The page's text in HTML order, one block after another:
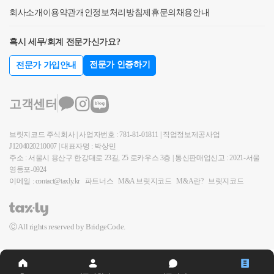
유한 경우중과 배제 혜택이 있는지 살펴볼까요?155조
동상속 최대지분권자의 경우에해당하는 &lt;상속 주택
&gt; 은상속받은 날부터 5년이 경과되지 않았다면주택
수에서 배제 됩니다.1세대 1주택 비과세가 된다는 것
에 대한 비과세 특례가 불가능한 경우,상속주택 + 일반
주택 -&gt; 일반주택 매도시일반주택이 조정지역에 위
치한다면비과세 or 중과세가 될텐데요.상속 후 5년 이
내 양도한다면, 주택 수에서 제외시켜중과세가 아닌
일반과세로 적용할 수 있다는 내용입니다.또한 공동상
속주택의 경우에도상속지분이 가장 큰 상속인의 소유
수 포함소수지분권자 - 주택 수 미포함즉 소수지분권
자의 경우에도비과세가 불가능하다면,중과세가 아닌
서는이 중과세 배제 또한 엄밀히 따져볼만한 규정입니
제외될 수 있는지요건을 따져봐야 합니다.과세관청에
택을 보유하고 신규 주택을 취득하신다면꼭 상담을 받
으신 뒤 진행하시길 추천 드립니다.궁금한 내용 있으
시다면언제든 아래 링크로 편안하게 '세금 문의' 진행
다.긴 글 읽어주셔서 감사합니다.서가세무회계 최혜경
세무사 드림.
보유,거주기간을 기산하여 적용합니다.간단한 예를 들
모두 3년이상*상속인의 거주, 보유기간 : 보유기간 4
한 기간을 토대로 보면장기보유특별공제율 표2를 적
용할 수 있습니다.둘째로, 상속인은보유만 4년하였고,
은 16%가 적용됩니다.[(보유 4년 x 4%) + (거주 0년 x
4%) = 16%]&lt;사례2&gt;*피상속인의 거주, 보유기간 :
보유기간 3년, 거주하지 않았음*상속인의 거주, 보유
기간 : 보유기간 4년, 거주하지 않았음첫째로, 피상속
인은 보유 3년을 하였으나거주하지 않았으므로 장기
보유특별공제율 표1을 적용할 수 있습니다.둘째로, 상
속인은보유만 4년하였고, 거주를 하지 않았습니다.따
라서,장기보유특별공제율은 8%가 적용됩니다.[(보유
4년 x 2%) + (거주 0년 x 2%)=8%](4) 주의일반주택을 보
양도하거나 또는 상속일로부터 5년 이내에 양도하셔
중에 팔아서 1세대 1주택 양도세 비과세를 적용받는
것이 좋습니다. 기재하신 내용으로 보아 C주택을 1세
대 1주택 양도세 비과세를 적용받는 것이 절세에 도움
될 경우에는 A주택을 가장 나중에 팔아서 1세대 1주택
양도세 비과세를 받는 것이 가장 좋습니다. B ,C 주택
을 먼저 파셔서(B, C 간의 순서는 관계없음) 비교적 양
도소득세를 적게 내시고, 가장 비싼 A주택을 나중에
팔아서 1세대 1주택 양도세 비과세(12억 초과분만 과
세)를 받는 것이 가장 절세에 도움이 되는 것입니다. 혹
부터 3년 이내에 양도함으로서 일시적 2주택 양도세
비과세를 적용받을 수 있습니다. 도움이 되셨길 바랍
0 또는 cta_moonyh@naver.com으로 연락을 주셔도 됩니
회사소개 이용약관개인정보처리방침제휴문의 채용안내
혹시 세무/회계 전문가신가요?
전문가 가입안내 전문가 인증하기
고객센터
브릿지코드 주식회사 | 사업자번호 : 781-81-01811 | 직업정보제공사업
J1204020210007 | 대표자명 : 박상민
주소 : 서울시 용산구 한강대로 23길, 25 로카우스 3층 | 통신판매업신고 : 2021-서울
영등포-0924
이메일 : contact@taxly.kr
파트너스 M&A 브릿지코드 M&A란? 브릿지코드
Ⓒ All rights reserved by BridgeCode.